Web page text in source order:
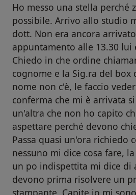
Ho messo una stella perché
possibile. Arrivo allo studio
dott. Non era ancora
appuntamento alle 13.30 lui
Chiedo in che ordine
cognome e la Sig.ra del box
nome non c'è, le faccio
conferma che mi è arrivata
un'altra che non ho capito
aspettare perché devono
Passa quasi un'ora richiedo
nessuno mi dice cosa fare,
un po indispettita mi dice di
devono prima risolvere un
stampante. Capite io mi